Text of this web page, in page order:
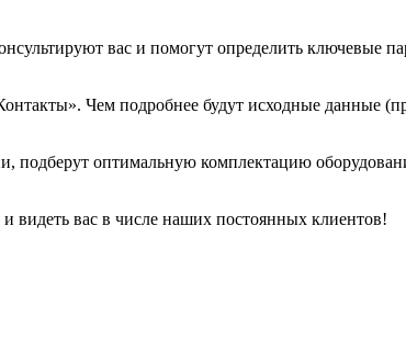
вас и помогут определить ключевые
Чем подробнее будут исходные данные
подберут оптимальную комплектацию
видеть вас в числе наших постоянных клиентов!